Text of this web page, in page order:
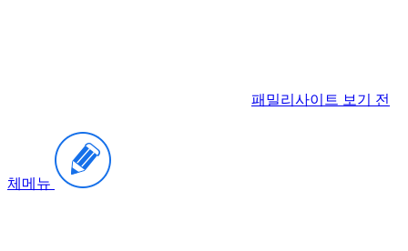
패밀리사이트 보기 전
체메뉴